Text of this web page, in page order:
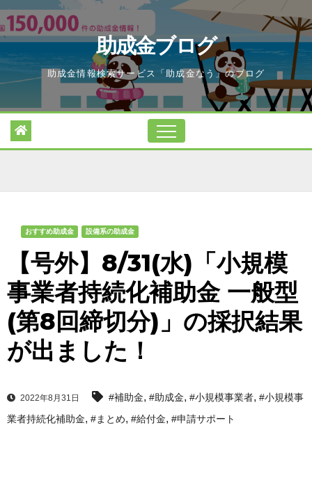
Skip
to
content
助成金ブログ
助成金情報検索サービス「助成金なう」のブログ
おすすめ助成金 設備系の助成金
【号外】8/31(水)「小規模
事業者持続化補助金 一般型
(第8回締切分)」の採択結果
が出ました！
2022年8月31日 #補助金, #助成金, #小規模事業者, #小規模事
業者持続化補助金, #まとめ, #給付金, #申請サポート